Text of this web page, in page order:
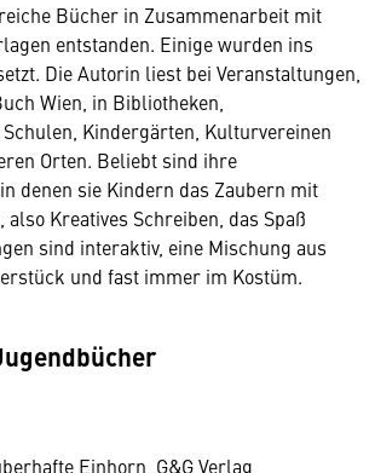
Bücher in Zusammenarbeit mit
entstanden. Einige wurden ins
Die Autorin liest bei Veranstaltungen,
Wien, in Bibliotheken,
Kindergärten, Kulturvereinen
Orten. Beliebt sind ihre
denen sie Kindern das Zaubern mit
Kreatives Schreiben, das Spaß
sind interaktiv, eine Mischung aus
und fast immer im Kostüm.
Einhorn, G&G Verlag